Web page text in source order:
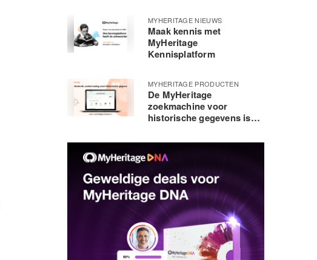
MYHERITAGE NIEUWS
Maak kennis met
MyHeritage
Kennisplatform
MYHERITAGE PRODUCTEN
De MyHeritage
zoekmachine voor
historische gegevens is